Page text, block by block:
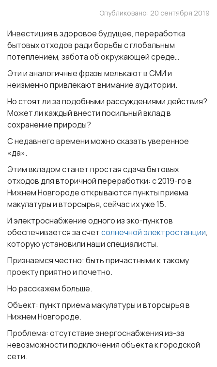
Опубликовано: 20 сентября 2019
Инвестиция в здоровое будущее, переработка
бытовых отходов ради борьбы с глобальным
потеплением, забота об окружающей среде…
Эти и аналогичные фразы мелькают в СМИ и
неизменно привлекают внимание аудитории.
Но стоят ли за подобными рассуждениями действия?
Может ли каждый внести посильный вклад в
сохранение природы?
С недавнего времени можно сказать уверенное
«да».
Этим вкладом станет простая сдача бытовых
отходов для вторичной переработки: с 2019-го в
Нижнем Новгороде открываются пункты приема
макулатуры и вторсырья, сейчас их уже 15.
И электроснабжение одного из эко-пунктов
обеспечивается за счетсолнечной электростанции,
которую установили наши специалисты.
Признаемся честно: быть причастными к такому
проекту приятно и почетно.
Но расскажем больше.
Объект: пункт приема макулатуры и вторсырья в
Нижнем Новгороде.
Проблема: отсутствие энергоснабжения из-за
невозможности подключения объекта к городской
сети.